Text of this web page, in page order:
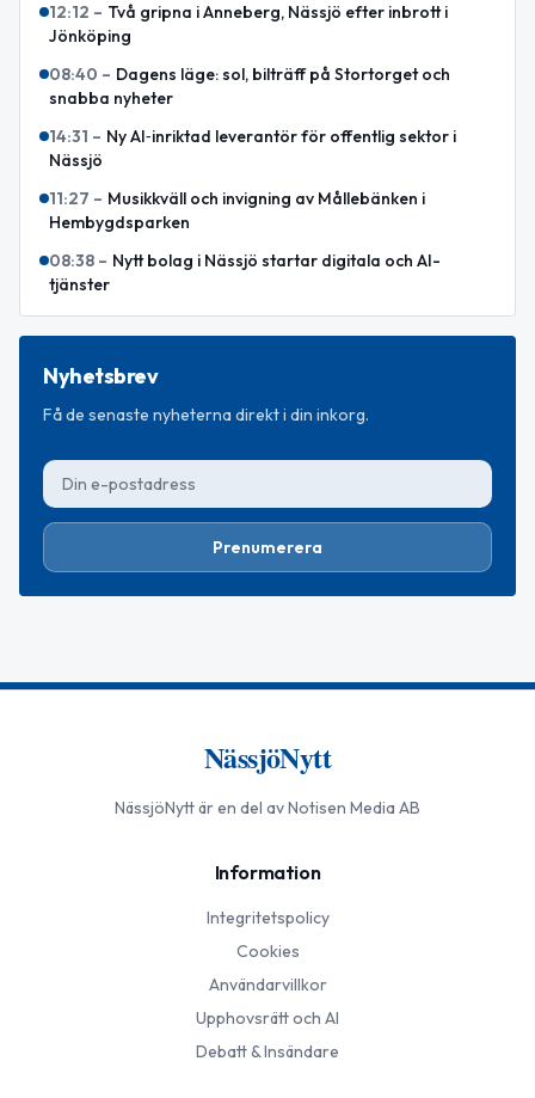
12:12 – Två gripna i Anneberg, Nässjö efter inbrott i
Jönköping
08:40 – Dagens läge: sol, bilträff på Stortorget och
snabba nyheter
14:31 – Ny AI‑inriktad leverantör för offentlig sektor i
Nässjö
11:27 – Musikkväll och invigning av Mållebänken i
Hembygdsparken
08:38 – Nytt bolag i Nässjö startar digitala och AI-
tjänster
Nyhetsbrev
Få de senaste nyheterna direkt i din inkorg.
Prenumerera
NässjöNytt
NässjöNyttär en del av Notisen Media AB
Information
Integritetspolicy
Cookies
Användarvillkor
Upphovsrätt och AI
Debatt & Insändare